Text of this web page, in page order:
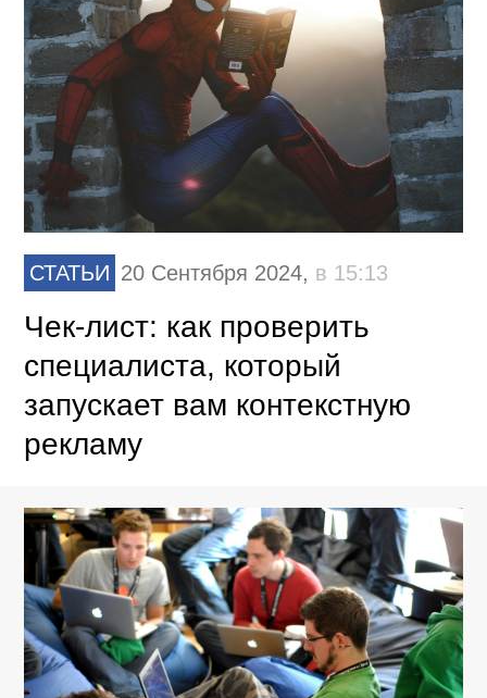
СТАТЬИ 20 Сентября 2024, в 15:13
Чек-лист: как проверить
специалиста, который
запускает вам контекстную
рекламу